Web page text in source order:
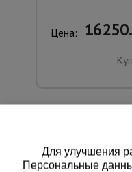
Цена:
Для улучшения
Персональные